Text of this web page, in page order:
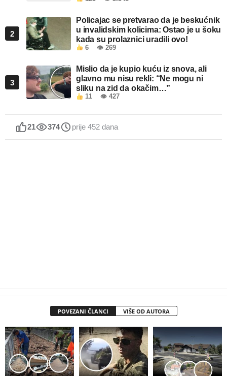
2
Policajac se pretvarao da je beskućnik
u invalidskim kolicima: Ostao je u šoku
kada su prolaznici uradili ovo!
6 👁 269
3
Mislio da je kupio kuću iz snova, ali
glavno mu nisu rekli: “Ne mogu ni
sliku na zid da okačim…”
11 👁 427
21 374 prije 452 dana
POVEZANI ČLANCI VIŠE OD AUTORA